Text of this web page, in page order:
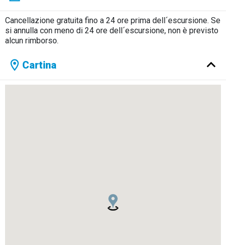
Cancellazione gratuita fino a 24 ore prima dell´escursione. Se
si annulla con meno di 24 ore dell´escursione, non è previsto
alcun rimborso.
Cartina